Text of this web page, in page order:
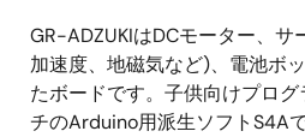
GR-ADZUKIはDCモーター、サ
加速度、地磁気など)、電池ボ
たボードです。子供向けプロ
チのArduino用派生ソフトS4A